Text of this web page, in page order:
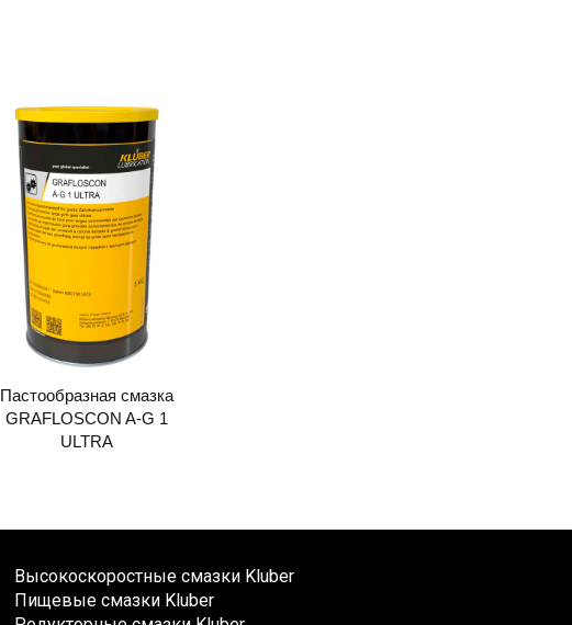
Пастообразная смазка
GRAFLOSCON A-G 1
ULTRA
Высокоскоростные смазки Kluber
Пищевые смазки Kluber